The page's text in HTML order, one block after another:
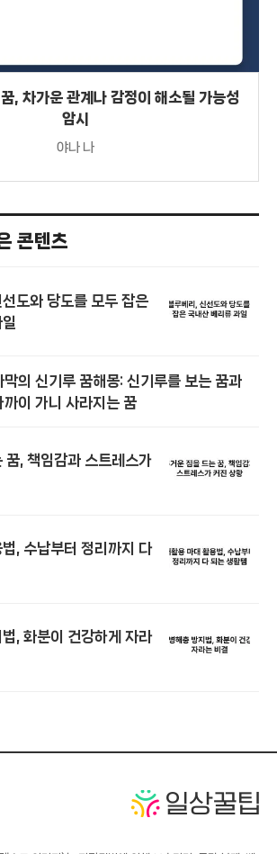
, 차가운 관계나 감정이 해소될 가능성
암시
야나 나
콘텐츠
도와 당도를 모두 잡은
막의 신기루 꿈해몽: 신기루를 보는 꿈과
까이 가니 사라지는 꿈
꿈, 책임감과 스트레스가
, 수납부터 정리까지 다
, 화분이 건강하게 자라